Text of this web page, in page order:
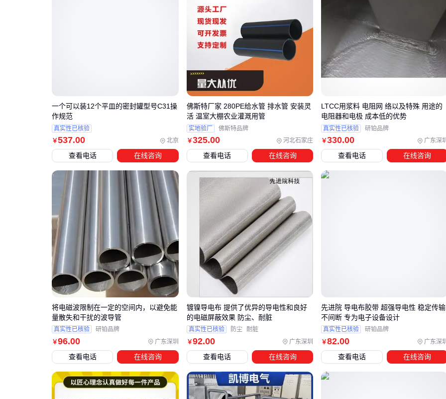
二、标称导热系数和实际工况的温差游戏
材料导热性能受三个隐藏变量影响：
温度梯度
：多数材料导热系数随温度升高呈指数增长，例如
某
纳米隔热材料
热辐射穿透 ：高温下热辐射占比超过50%，这也是 气凝胶隔
热毡
比传统材料更优的关键——其纳米孔隙能散射红外线
接触热阻
：板材接缝处的空气层会使实际热阻下降30%以上
实验室用护热板法测得的"表观导热系数"往往比实际工况低20-
60%，这就是为什么有些项目刚验收就出现局部过热。
三、从300℃到1200℃的六种材料生存指南
温度区间 首选方案
<300℃ 聚氨酯发泡
300-600℃
>600℃
重点方案解析：
300-600℃区间 ：反射隔热涂料
通过陶瓷微珠反射红外线
施工时要注意基材预处理
维芯比泡沫玻璃更耐热冲击
￥537.00 北京
一个可以装12个平皿的密封罐型号C31操
作规范
真实性已核验
查看电话 在线咨询
￥325.00 河北石家庄
佛斯特厂家 280PE给水管 排水管 安装灵
活 温室大棚农业灌溉用管
实地验厂 佛斯特品牌
查看电话 在线咨询
￥330.00 广东深
LTCC用浆料 电阻网 络以及特殊 用途的
电阻器和电极 成本低的优势
真实性已核验 研铂品牌
查看电话 在线咨询
￥96.00 广东深圳
将电磁波限制在一定的空间内，以避免能
量散失和干扰的波导管
真实性已核验 研铂品牌
查看电话 在线咨询
￥92.00 广东深圳
镀镍导电布 提供了优异的导电性和良好
的电磁屏蔽效果 防尘、耐脏
真实性已核验 防尘 耐脏
查看电话 在线咨询
￥82.00 广东深
先进院 导电布胶带 超强导电性 稳定传输
不间断 专为电子设备设计
真实性已核验 研铂品牌
查看电话 在线咨询